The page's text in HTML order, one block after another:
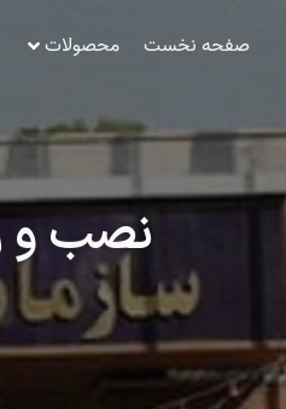
صفحه نخست محصولات
نصب و